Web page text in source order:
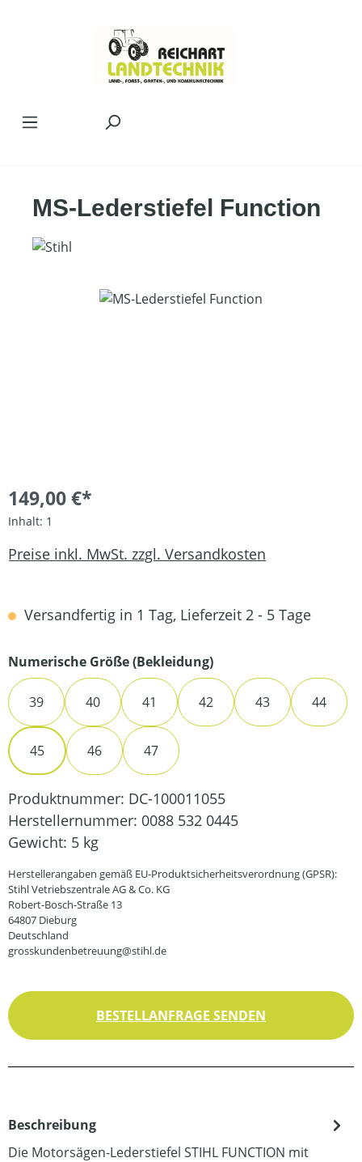
MS-Lederstiefel Function
Bildergalerie überspringen
149,00 €*
Inhalt: 1
Preise inkl. MwSt. zzgl. Versandkosten
Versandfertig in 1 Tag, Lieferzeit 2 - 5 Tage
Numerische Größe (Bekleidung)auswählen
39 40 41 42 43 44
45 46 47
Produktnummer: DC-100011055
Herstellernummer: 0088 532 0445
Gewicht: 5 kg
Herstellerangaben gemäß EU-Produktsicherheitsverordnung (GPSR):
Stihl Vetriebszentrale AG & Co. KG
Robert-Bosch-Straße 13
64807 Dieburg
Deutschland
grosskundenbetreuung@stihl.de
BESTELLANFRAGE SENDEN
Beschreibung
Die Motorsägen-Lederstiefel STIHL FUNCTION mit